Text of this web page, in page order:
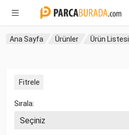
Ana Sayfa Ürünler Ürün Listesi
Fitrele
Sırala: